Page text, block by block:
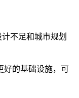
不足和城市规划
好的基础设施，可